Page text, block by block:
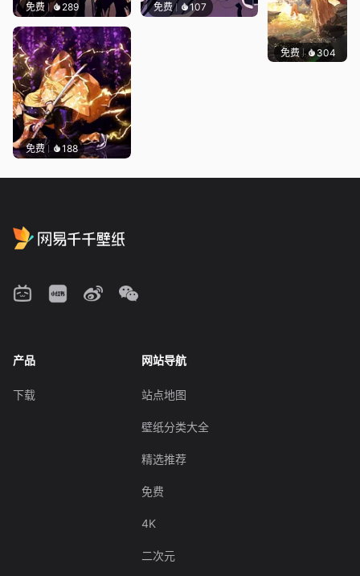
免费 289 免费 107
免费 188
免费 304小鬼
产品
下载
网站导航
站点地图
壁纸分类大全
精选推荐
免费
4K
二次元